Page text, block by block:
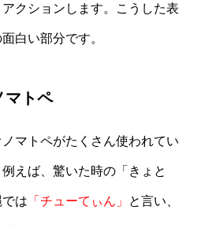
アクションします。こうした表
白い部分です。
マトペ
マトペがたくさん使われてい
えば、驚いた時の「きょと
は 「チューてぃん」 と言い、